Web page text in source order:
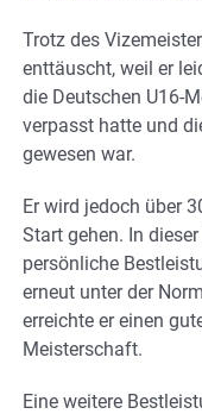
Trotz des
enttäuscht, weil er
die Deutschen U16-
verpasst hatte und
gewesen war.
Er wird jedoch über
Start gehen. In
persönliche
erneut unter der
erreichte er einen
Meisterschaft.
Eine weitere